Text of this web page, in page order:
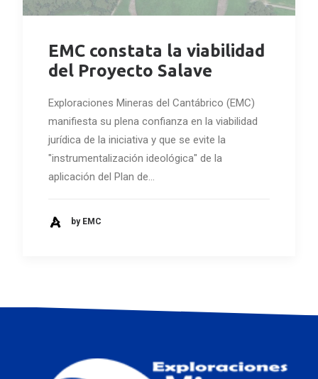
EMC constata la viabilidad
del Proyecto Salave
Exploraciones Mineras del Cantábrico (EMC)
manifiesta su plena confianza en la viabilidad
jurídica de la iniciativa y que se evite la
"instrumentalización ideológica" de la
aplicación del Plan de…
by EMC